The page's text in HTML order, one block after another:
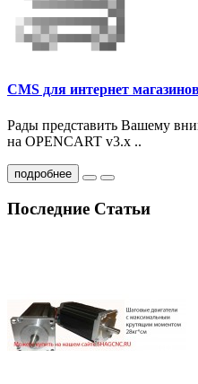
CMS для интернет
Рады представить Вашему
на OPENCART v3.x ..
подробнее
Последние Статьи